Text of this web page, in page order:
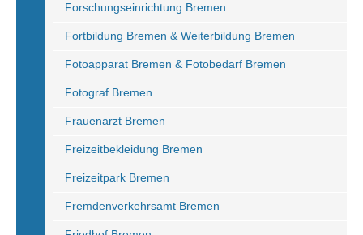
Forschungseinrichtung Bremen
Fortbildung Bremen & Weiterbildung Bremen
Fotoapparat Bremen & Fotobedarf Bremen
Fotograf Bremen
Frauenarzt Bremen
Freizeitbekleidung Bremen
Freizeitpark Bremen
Fremdenverkehrsamt Bremen